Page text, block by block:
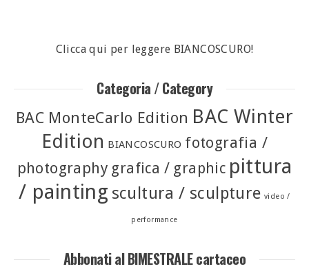
Clicca qui per leggere BIANCOSCURO!
Categoria / Category
BAC MonteCarlo Edition BAC Winter
Edition BIANCOSCURO fotografia /
photography grafica / graphic pittura
/ painting scultura / sculpture video /
performance
Abbonati al BIMESTRALE cartaceo